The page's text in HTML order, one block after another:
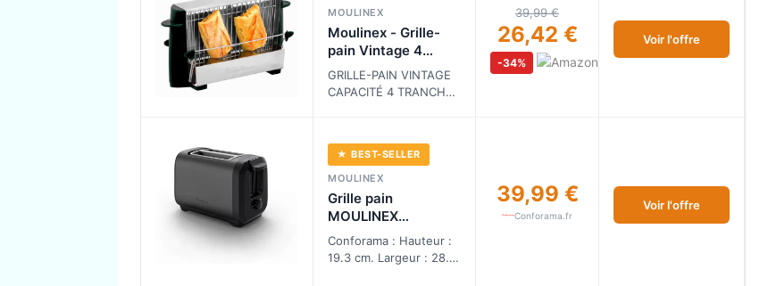
MOULINEX
Moulinex - Grille-
pain Vintage 4
tranches - Design
ouvert - Inox et noir
GRILLE-PAIN VINTAGE
CAPACITÉ 4 TRANCHES
grâce à ses 2 longues
chambres ouve…
39,99 €
26,42 €
-34%
Voir l'offre
★ BEST-SELLER
MOULINEX
Grille pain
MOULINEX
LT5S08E0
Conforama : Hauteur :
19.3 cm. Largeur : 28.6
39,99 €
Conforama.fr
Voir l'offre